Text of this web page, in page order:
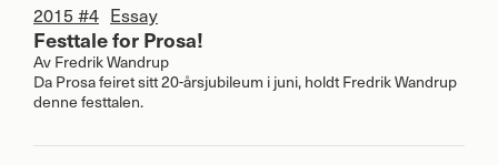
2015 #4 Essay
Festtale for Prosa!
AvFredrik Wandrup
Da Prosa feiret sitt 20-årsjubileum i juni, holdt Fredrik Wandrup
denne festtalen.